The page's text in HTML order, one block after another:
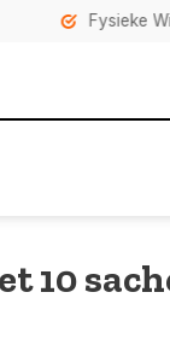
Fysieke
10